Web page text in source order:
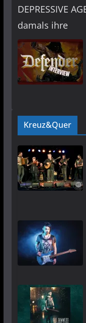
DEPRESSIVE
damals ihre
Kreuz&Quer